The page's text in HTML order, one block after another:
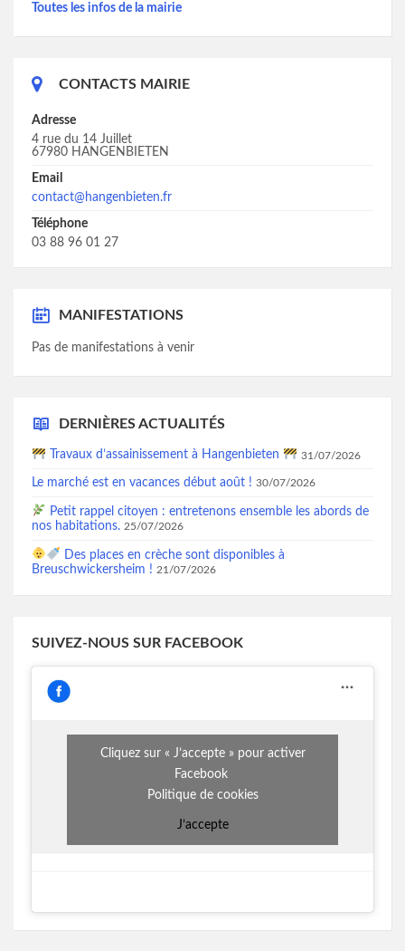
Toutes les infos de la mairie
CONTACTS MAIRIE
Adresse
4 rue du 14 Juillet
67980 HANGENBIETEN
Email
contact@hangenbieten.fr
Téléphone
03 88 96 01 27
MANIFESTATIONS
Pas de manifestations à venir
DERNIÈRES ACTUALITÉS
Travaux d’assainissement à Hangenbieten 31/07/2026
Le marché est en vacances début août ! 30/07/2026
Petit rappel citoyen : entretenons ensemble les abords de
nos habitations. 25/07/2026
Des places en crèche sont disponibles à
Breuschwickersheim ! 21/07/2026
SUIVEZ-NOUS SUR FACEBOOK
Cliquez sur « J’accepte » pour activer
Facebook
Politique de cookies
J’accepte